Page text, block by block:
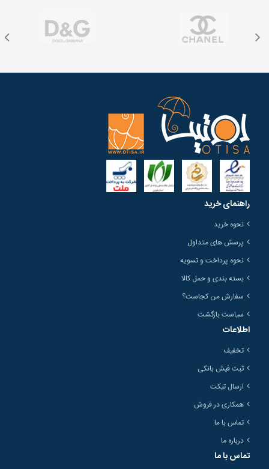
راهنمای خرید
نحوه خرید
پرسش های متداول
نحوه پرداخت و تسویه
بسته بندی و حمل کالا
سفارش من کجاست؟
سیاست بازگشت
اطلاعات
تخفیف
ثبت فیش بانکی
ارسال تیکت
همکاری در فروش
تماس با ما
درباره ما
تماس با ما